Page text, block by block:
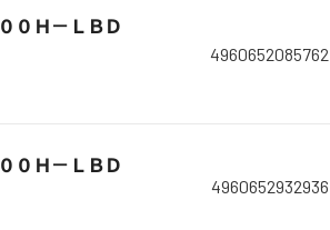
０Ｈ－ＬＢＤ
4960652085762
０Ｈ－ＬＢＤ
4960652932936